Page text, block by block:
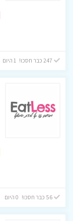
56 כבר חסכו! 0 היום